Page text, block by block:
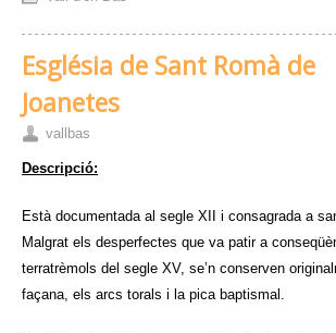
Església de Sant Romà de
Joanetes
vallbas
Descripció:
Està documentada al segle XII i consagrada a
Malgrat els desperfectes que va patir a
terratrèmols del segle XV, se’n conserven
façana, els arcs torals i la pica baptismal.